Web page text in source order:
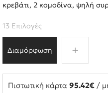
κρεβάτι, 2 κομοδίνα, ψηλή
Διαμόρφωση
13 Επιλογές
Πιστωτική κάρτα 95.42€ /